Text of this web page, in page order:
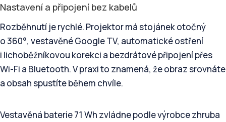
Nastavení a připojení bez kabelů
Rozběhnutí je rychlé. Projektor má stojánek otočný
o 360°, vestavěné Google TV, automatické ostření
i lichoběžníkovou korekci a bezdrátové připojení přes
Wi-Fi a Bluetooth. V praxi to znamená, že obraz srovnáte
a obsah spustíte během chvíle.
Vestavěná baterie 71 Wh zvládne podle výrobce zhruba